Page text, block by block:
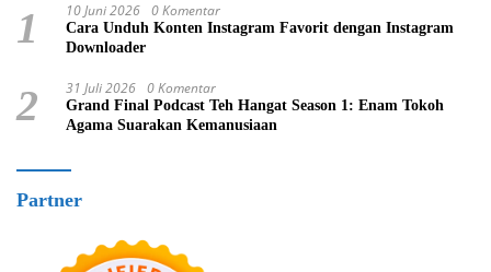
1 10 Juni 2026 0 Komentar
Cara Unduh Konten Instagram Favorit dengan Instagram
Downloader
2 31 Juli 2026 0 Komentar
Grand Final Podcast Teh Hangat Season 1: Enam Tokoh
Agama Suarakan Kemanusiaan
Partner